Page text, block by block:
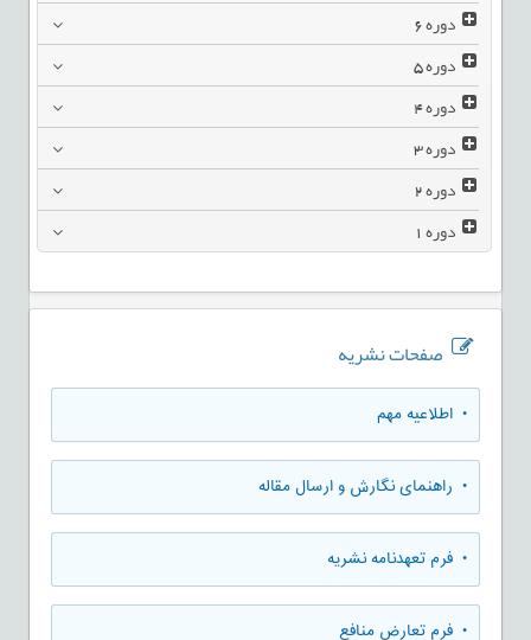
دوره6
دوره5
دوره4
دوره3
دوره2
دوره1
صفحات نشریه
• اطلاعیه مهم
• راهنمای نگارش و ارسال مقاله
• فرم تعهدنامه نشریه
• فرم تعارض منافع